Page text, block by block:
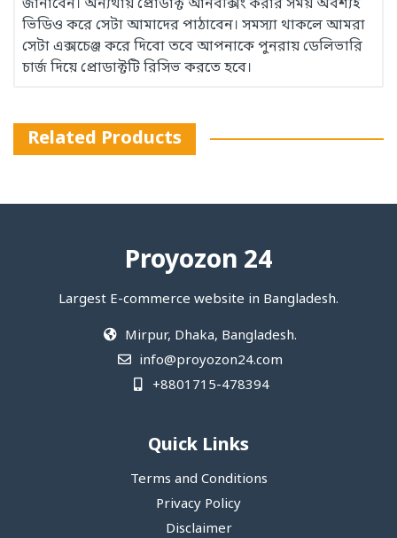
জানাবেন। অন্যথায় প্রোডাক্ট আনবক্সিং করার সময় অবশ্যই
ভিডিও করে সেটা আমাদের পাঠাবেন। সমস্যা থাকলে আমরা
সেটা এক্সচেঞ্জ করে দিবো তবে আপনাকে পুনরায় ডেলিভারি
চার্জ দিয়ে প্রোডাক্টটি রিসিভ করতে হবে।
Related Products
Proyozon 24
Largest E-commerce website in Bangladesh.
Mirpur, Dhaka, Bangladesh.
info@proyozon24.com
+8801715-478394
Quick Links
Terms and Conditions
Privacy Policy
Disclaimer